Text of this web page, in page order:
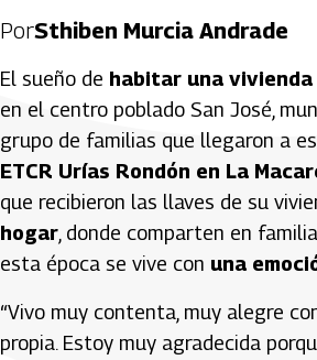
PorSthiben Murcia Andrade
El sueño de habitar una
en el centro poblado San José,
grupo de familias que llegaron a
ETCR Urías Rondón en La
que recibieron las llaves de su
hogar , donde comparten en
esta época se vive con una
“Vivo muy contenta, muy alegre
propia. Estoy muy agradecida